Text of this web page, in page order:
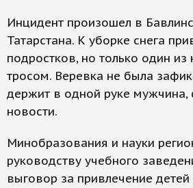
Инцидент произошел в
Татарстана. К уборке снега
подростков, но только один
тросом. Веревка не была
держит в одной руке
новости.
Минобразования и науки
руководству учебного
выговор за привлечение детей